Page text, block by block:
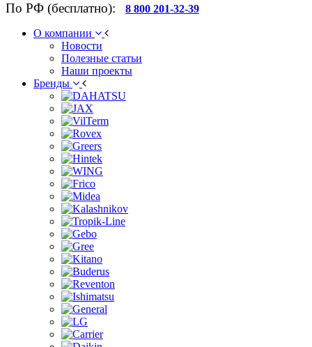
По РФ (бесплатно): 8 800 201-32-39
О компании
Новости
Полезные статьи
Наши проекты
Бренды